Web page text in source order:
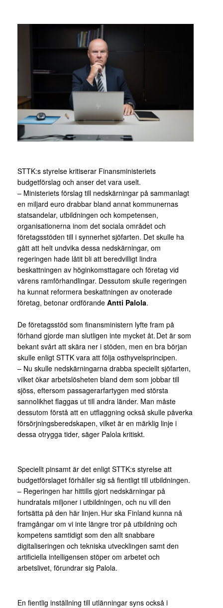
STTK:s styrelse kritiserar Finansministeriets
budgetförslag och anser det vara uselt.
– Ministeriets förslag till nedskärningar på sammanlagt
en miljard euro drabbar bland annat kommunernas
statsandelar, utbildningen och kompetensen,
organisationerna inom det sociala området och
företagsstöden till i synnerhet sjöfarten. Det skulle ha
gått att helt undvika dessa nedskärningar, om
regeringen hade låtit bli att beredvilligt lindra
beskattningen av höginkomsttagare och företag vid
vårens ramförhandlingar. Dessutom skulle regeringen
ha kunnat reformera beskattningen av onoterade
företag, betonar ordförande Antti Palola.
De företagsstöd som finansministern lyfte fram på
förhand gjorde man slutligen inte mycket åt. Det är som
bekant svårt att skära ner i stöden, men en bra början
skulle enligt STTK vara att följa osthyvelsprincipen.
– Nu skulle nedskärningarna drabba speciellt sjöfarten,
vilket ökar arbetslösheten bland dem som jobbar till
sjöss, eftersom passagerarfartygen med största
sannolikhet flaggas ut till andra länder. Man måste
dessutom förstå att en utflaggning också skulle påverka
försörjningsberedskapen, vilket är en märklig linje i
dessa otrygga tider, säger Palola kritiskt.
Speciellt pinsamt är det enligt STTK:s styrelse att
budgetförslaget förhåller sig så fientligt till utbildningen.
– Regeringen har hittills gjort nedskärningar på
hundratals miljoner i utbildningen, och nu vill den
fortsätta på den här linjen. Hur ska Finland kunna nå
framgångar om vi inte längre tror på utbildning och
kompetens samtidigt som den allt snabbare
digitaliseringen och tekniska utvecklingen samt den
artificiella intelligensen stöper om arbetet och
arbetslivet, förundrar sig Palola.
En fientlig inställning till utlänningar syns också i